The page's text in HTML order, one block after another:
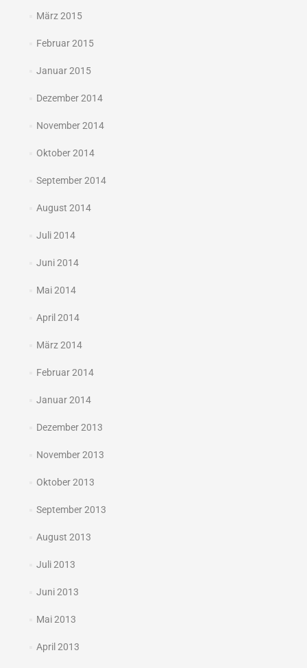
März 2015
Februar 2015
Januar 2015
Dezember 2014
November 2014
Oktober 2014
September 2014
August 2014
Juli 2014
Juni 2014
Mai 2014
April 2014
März 2014
Februar 2014
Januar 2014
Dezember 2013
November 2013
Oktober 2013
September 2013
August 2013
Juli 2013
Juni 2013
Mai 2013
April 2013